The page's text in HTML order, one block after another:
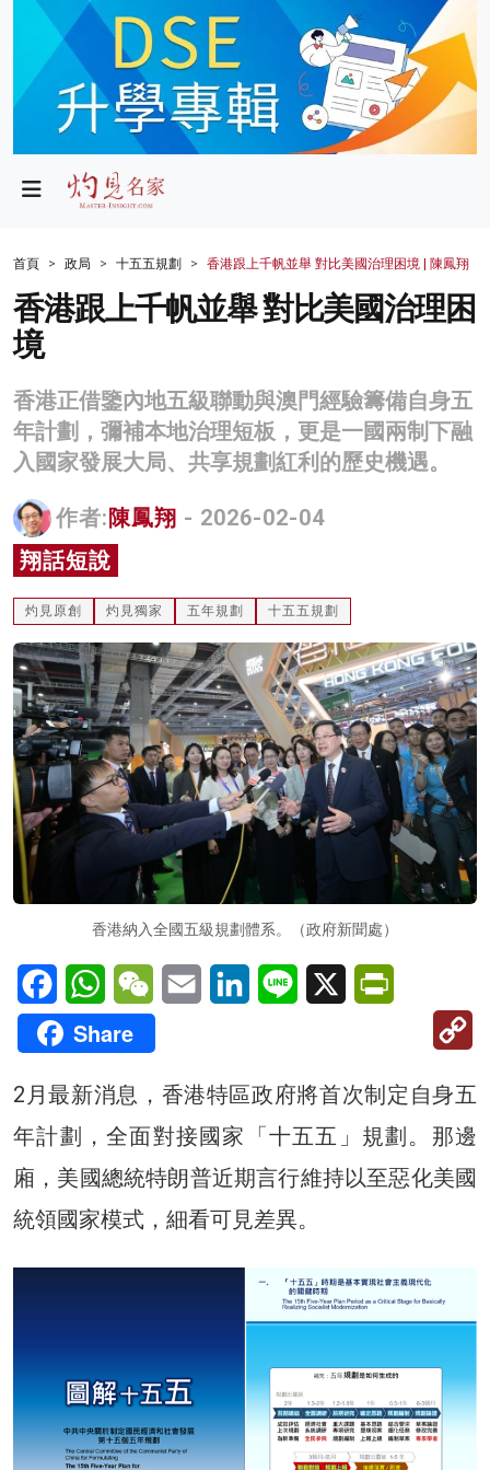
政局
財經
生活
健康
商業
科技
影片
名家榜
灼見活動
關於我們
首頁 政局 十五五規劃 香港跟上千帆並舉 對比美國治理困境 | 陳鳳翔
香港跟上千帆並舉 對比美國治理困
境
香港正借鑒內地五級聯動與澳門經驗籌備自身五
年計劃，彌補本地治理短板，更是一國兩制下融
入國家發展大局、共享規劃紅利的歷史機遇。
作者: 陳鳳翔 - 2026-02-04
翔話短說
灼見原創 灼見獨家 五年規劃 十五五規劃
香港納入全國五級規劃體系。（政府新聞處）
FacebookWhatsAppWeChatEmail LinkedInLine X
Share
2月最新消息，香港特區政府將首次制定自身五
年計劃，全面對接國家「十五五」規劃。那邊
廂，美國總統特朗普近期言行維持以至惡化美國
統領國家模式，細看可見差異。